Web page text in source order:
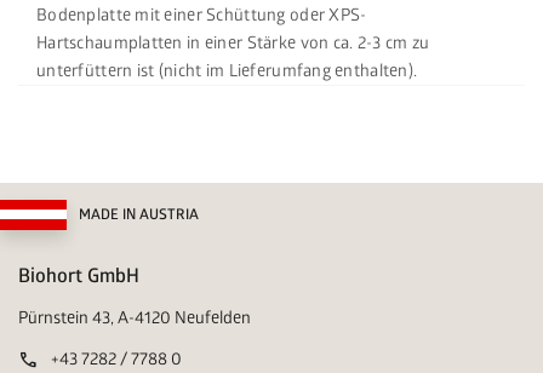
Bodenplatte mit einer Schüttung oder XPS-
Hartschaumplatten in einer Stärke von ca. 2-3 cm zu
unterfüttern ist (nicht im Lieferumfang enthalten).
MADE IN AUSTRIA
Biohort GmbH
Pürnstein 43, A-4120 Neufelden
call +43 7282 / 7788 0